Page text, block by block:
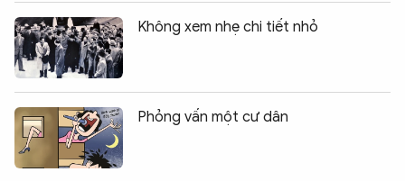
Không xem nhẹ chi tiết nhỏ
Phỏng vấn một cư dân